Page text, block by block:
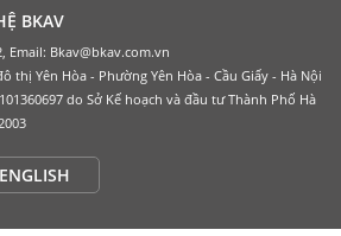
BKAV
Email: Bkav@bkav.com.vn
thị Yên Hòa - Phường Yên Hòa - Cầu Giấy - Hà Nội
do Sở Kế hoạch và đầu tư Thành Phố Hà
ENGLISH